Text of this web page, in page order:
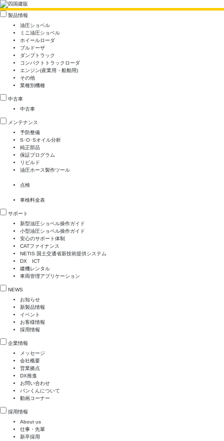
製品情報
油圧ショベル
ミニ油圧ショベル
ホイールローダ
ブルドーザ
ダンプトラック
コンパクトトラックローダ
エンジン(産業用・船舶用)
その他
業種別機種
中古車
中古車
メンテナンス
予防整備
S･O･Sオイル分析
純正部品
保証プログラム
リビルド
油圧ホース製作ツール
点検
車検料金表
サポート
新型油圧ショベル操作ガイド
小型油圧ショベル操作ガイド
安心のサポート体制
CATファイナンス
NETIS 国土交通省新技術提供システム
DX ICT
建機レンタル
車両管理アプリケーション
NEWS
お知らせ
新製品情報
イベント
お客様情報
採用情報
企業情報
メッセージ
会社概要
営業拠点
DX推進
お問い合わせ
パンくんについて
動画コーナー
採用情報
About us
仕事・先輩
新卒採用